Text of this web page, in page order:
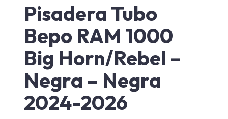
Pisadera Tubo
Bepo RAM 1000
Big Horn/Rebel –
Negra – Negra
2024-2026